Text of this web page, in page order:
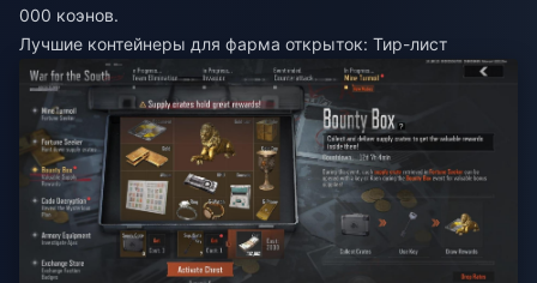
000 коэнов.
Лучшие контейнеры для фарма открыток: Тир-лист